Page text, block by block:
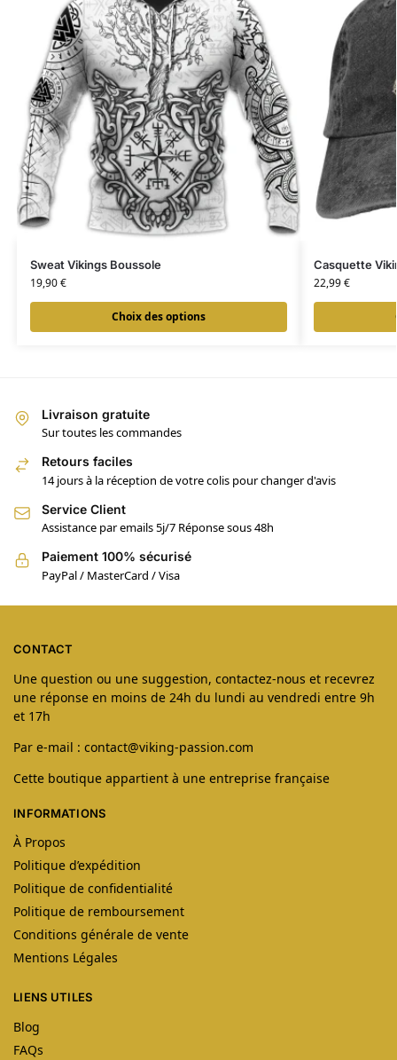
Sweat Vikings Boussole
19,90€
Choix des options
Casquette
22,99€
Livraison gratuite
Sur toutes les commandes
Retours faciles
14 jours à la réception de votre colis pour changer d'avis
Service Client
Assistance par emails 5j/7 Réponse sous 48h
Paiement 100% sécurisé
PayPal / MasterCard / Visa
CONTACT
Une question ou une suggestion, contactez-nous et recevrez
une réponse en moins de 24h du lundi au vendredi entre 9h
et 17h
Par e-mail : contact@viking-passion.com
Cette boutique appartient à une entreprise française
INFORMATIONS
À Propos
Politique d’expédition
Politique de confidentialité
Politique de remboursement
Conditions générale de vente
Mentions Légales
LIENS UTILES
Blog
FAQs